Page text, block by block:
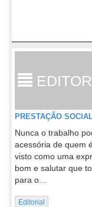
PRESTAÇÃO
Nunca o trabalho
acessória de quem
visto como uma
bom e salutar que
para o...
Editorial